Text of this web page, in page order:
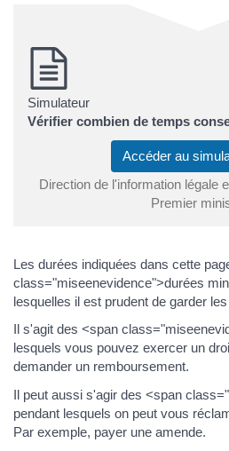
Simulateur
Vérifier combien de temps
Accéder au
Direction de l'information légale
Premier
Les durées indiquées dans cette
class="miseenevidence">durées
lesquelles il est prudent de garder
Il s'agit des <span
lesquels vous pouvez exercer un
demander un remboursement.
Il peut aussi s'agir des <span
pendant lesquels on peut vous
Par exemple, payer une amende.